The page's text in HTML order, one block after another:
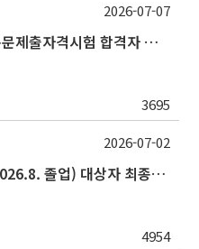
2026학년도 2학기 석·박사 논문제출자격시험 합격자 공고(TSQ Exam Result)
3695
2026-07-07
2025학년도 후기 학위수여(2026.8. 졸업) 대상자 최종인준 논문 제출 안내
4954
2026-07-02